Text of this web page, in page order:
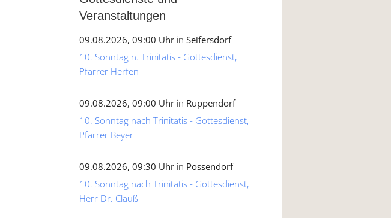
Veranstaltungen
09.08.2026, 09:00 Uhr in Seifersdorf
10. Sonntag n. Trinitatis - Gottesdienst,
Pfarrer Herfen
09.08.2026, 09:00 Uhr in Ruppendorf
10. Sonntag nach Trinitatis - Gottesdienst,
Pfarrer Beyer
09.08.2026, 09:30 Uhr in Possendorf
10. Sonntag nach Trinitatis - Gottesdienst,
Herr Dr. Clauß